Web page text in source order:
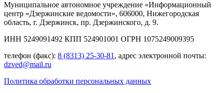
Муниципальное автономное учреждение «Информационный
центр «Дзержинские ведомости», 606000, Нижегородская
область, г. Дзержинск, пр. Дзержинского, д. 9.
ИНН 5249091492 КПП 524901001 ОГРН 1075249009395
телефон (факс): 8 (8313) 25-30-81 , адрес электронной почты:
dzved@mail.ru
Политика обработки персональных данных